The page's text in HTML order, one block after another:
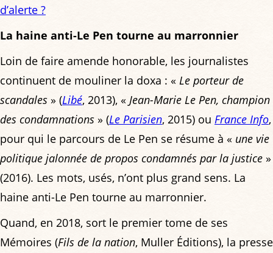
d’alerte ?
La haine anti-Le Pen tourne au marronnier
Loin de faire amende honorable, les journalistes
continuent de mouliner la doxa : « Le porteur de
scandales » (Libé, 2013), « Jean-Marie Le Pen, champion
des condamnations » (Le Parisien, 2015) ou France Info,
pour qui le parcours de Le Pen se résume à « une vie
politique jalonnée de propos condamnés par la justice »
(2016). Les mots, usés, n’ont plus grand sens. La
haine anti-Le Pen tourne au marronnier.
Quand, en 2018, sort le premier tome de ses
Mémoires (Fils de la nation, Muller Éditions), la presse